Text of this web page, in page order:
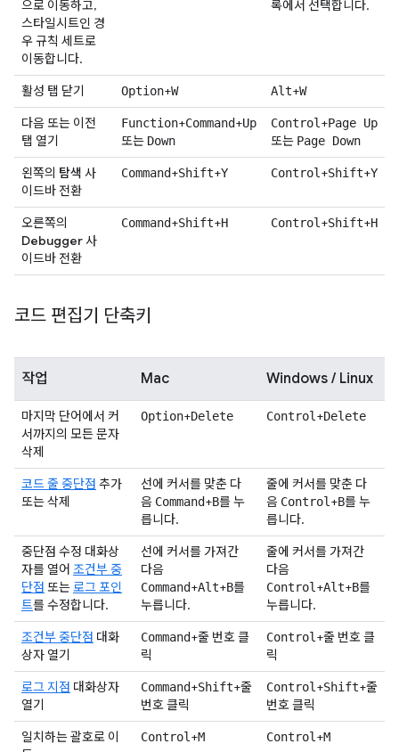
으로 이동하고,
스타일시트인 경
우 규칙 세트로
이동합니다.
록에서 선택합니다.
활성 탭 닫기 Option+W Alt+W
다음 또는 이전
탭 열기
Function+Command+Up
또는 Down
Control +Page Up
또는 Page Down
왼쪽의 탐색 사
이드바 전환
Command+Shift+Y Control +Shift+Y
오른쪽의
Debugger사
이드바 전환
Command+Shift+H Control +Shift+H
코드 편집기 단축키
작업 Mac Windows / Linux
마지막 단어에서 커
서까지의 모든 문자
삭제
Option+Delete Control +Delete
코드 줄 중단점 추가
또는 삭제
선에 커서를 맞춘 다
음 Command+B를 누
릅니다.
줄에 커서를 맞춘 다
음 Control +B를 누
릅니다.
중단점 수정 대화상
자를 열어 조건부 중
단점 또는로그 포인
트를 수정합니다.
선에 커서를 가져간
다음
Command+Alt+B를
누릅니다.
줄에 커서를 가져간
다음
Control +Alt+B를
누릅니다.
조건부 중단점 대화
상자 열기
Command+줄 번호 클
릭
Control +줄 번호 클
릭
로그 지점 대화상자
열기
Command+Shift+줄
번호 클릭
Control +Shift+줄
번호 클릭
일치하는 괄호로 이
Control +M Control +M